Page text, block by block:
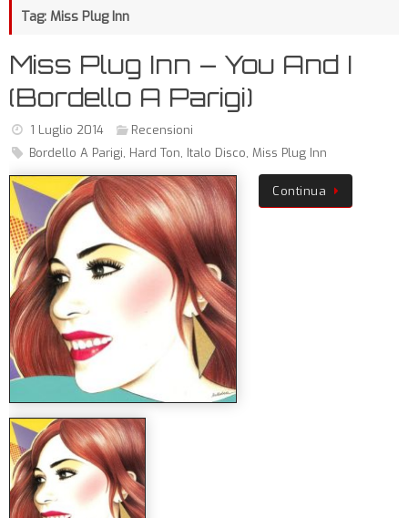
Tag: Miss Plug Inn
Miss Plug Inn – You And I
(Bordello A Parigi)
1 Luglio 2014
Recensioni
Bordello A Parigi, Hard Ton, Italo Disco, Miss Plug Inn
Continua